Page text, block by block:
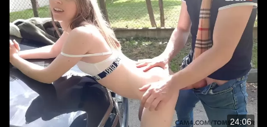
24:06